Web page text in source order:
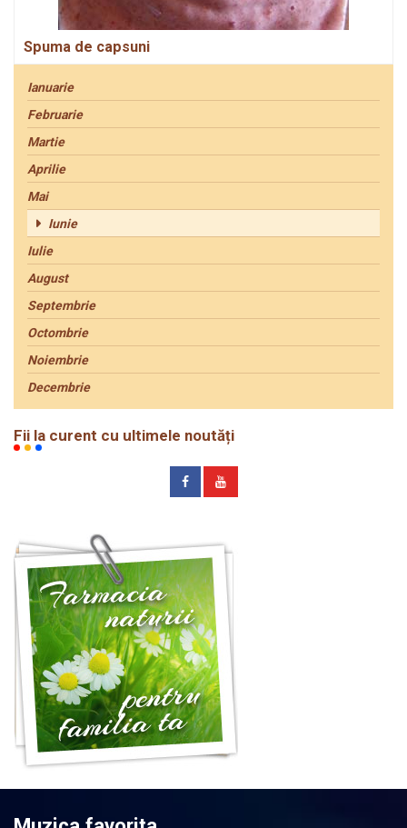
Spuma de capsuni
Ianuarie
Februarie
Martie
Aprilie
Mai
Iunie
Iulie
August
Septembrie
Octombrie
Noiembrie
Decembrie
Fii la curent cu ultimele noutăți